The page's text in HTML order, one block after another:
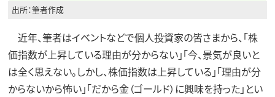
出所：筆者作成
近年、筆者はイベントなどで個人投資家の皆さまから、「株
価指数が上昇している理由が分からない」「今、景気が良いと
は全く思えない。しかし、株価指数は上昇している」「理由が分
からないから怖い」「だから金（ゴールド）に興味を持った」とい